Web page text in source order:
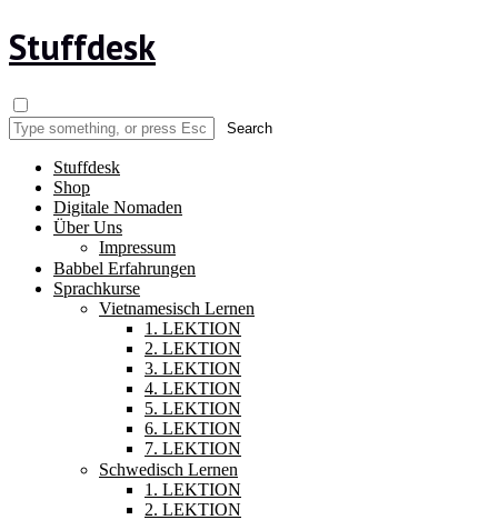
Stuffdesk
Stuffdesk
Shop
Digitale Nomaden
Über Uns
Impressum
Babbel Erfahrungen
Sprachkurse
Vietnamesisch Lernen
1. LEKTION
2. LEKTION
3. LEKTION
4. LEKTION
5. LEKTION
6. LEKTION
7. LEKTION
Schwedisch Lernen
1. LEKTION
2. LEKTION